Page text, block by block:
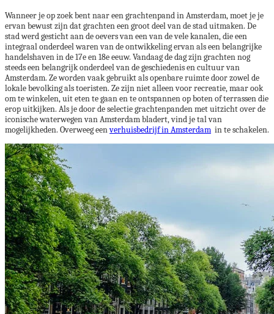
Wanneer je op zoek bent naar een grachtenpand in Amsterdam, moet je je
ervan bewust zijn dat grachten een groot deel van de stad uitmaken. De
stad werd gesticht aan de oevers van een van de vele kanalen, die een
integraal onderdeel waren van de ontwikkeling ervan als een belangrijke
handelshaven in de 17e en 18e eeuw. Vandaag de dag zijn grachten nog
steeds een belangrijk onderdeel van de geschiedenis en cultuur van
Amsterdam. Ze worden vaak gebruikt als openbare ruimte door zowel de
lokale bevolking als toeristen. Ze zijn niet alleen voor recreatie, maar ook
om te winkelen, uit eten te gaan en te ontspannen op boten of terrassen die
erop uitkijken. Als je door de selectie grachtenpanden met uitzicht over de
iconische waterwegen van Amsterdam bladert, vind je tal van
mogelijkheden. Overweeg eenverhuisbedrijf in Amsterdam in te schakelen.